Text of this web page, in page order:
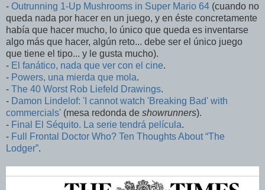
- Outrunning 1-Up Mushrooms in Super Mario 64 (cuando no
queda nada por hacer en un juego, y en éste concretamente
había que hacer mucho, lo único que queda es inventarse
algo más que hacer, algún reto... debe ser el único juego
que tiene el tipo... y le gusta mucho).
- El fanático, nada que ver con el cine.
- Powers, una mierda que mola.
- The 40 Worst Rob Liefeld Drawings.
- Damon Lindelof: 'I cannot watch 'Breaking Bad' with
commercials' (mesa redonda de showrunners).
- Final El Séquito. La serie tendrá película.
- Full Frontal Doctor Who? Ten Thoughts About “The
Lodger”.